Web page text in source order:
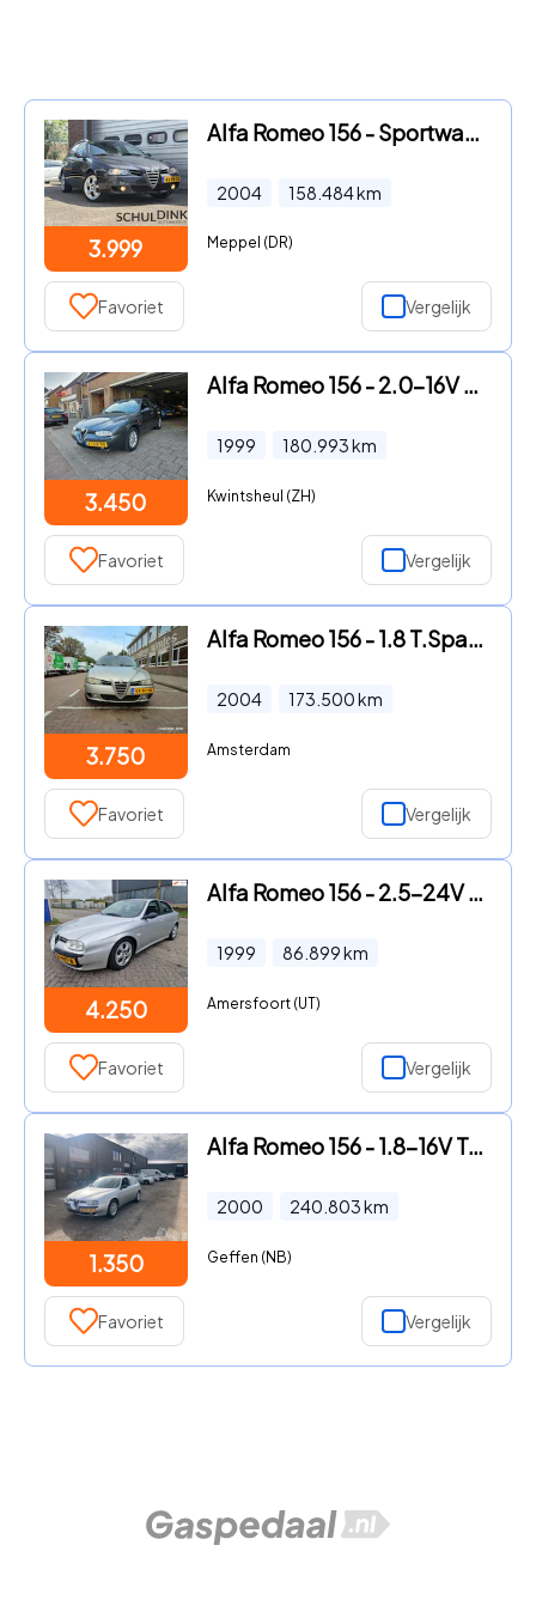
3.999
Alfa Romeo 156 - Sportwagon 2.0 JTS Distinctive UITSTEKENDE AUTO
2004 158.484km
Meppel (DR)
Favoriet Vergelijk
3.450
Alfa Romeo 156 - 2.0-16V T.Spark
1999 180.993km
Kwintsheul (ZH)
Favoriet Vergelijk
3.750
Alfa Romeo 156 - 1.8 T.Spark Distinctive
2004 173.500km
Amsterdam
Favoriet Vergelijk
4.250
Alfa Romeo 156 - 2.5-24V V6 Automaat, Apk, Nap, Goed rijdend, Inruil mogelijk
1999 86.899km
Amersfoort (UT)
Favoriet Vergelijk
1.350
Alfa Romeo 156 - 1.8-16V T.Spark
2000 240.803km
Geffen (NB)
Favoriet Vergelijk